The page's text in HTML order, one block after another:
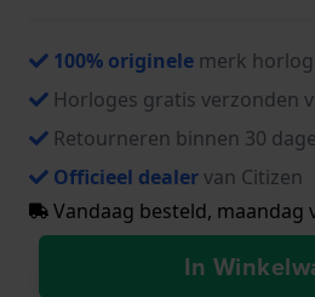
100% originele merk
Horloges gratis verzonden
Retourneren binnen 30
Officieel dealervan Citizen
Vandaag besteld, maandag
In